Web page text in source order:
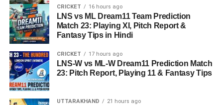
रोजगार मेला, 559 पदों पर चयन
CRICKET 16 hours ago
LNS vs ML Dream11 Team Prediction
Match 23: Playing XI, Pitch Report &
Fantasy Tips in Hindi
CRICKET 17 hours ago
LNS-W vs ML-W Dream11 Prediction Match
23: Pitch Report, Playing 11 & Fantasy Tips
UTTARAKHAND 21 hours ago